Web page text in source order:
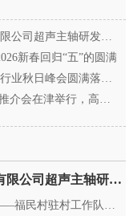
超声主轴研发和生产项
新春回归“五”的圆满
日峰会圆满落幕，携手
在津举行，高蛋白产业
迈菲超声装备（江西）有限公司超声主轴研发和生产项
驻村工作队与村委心系